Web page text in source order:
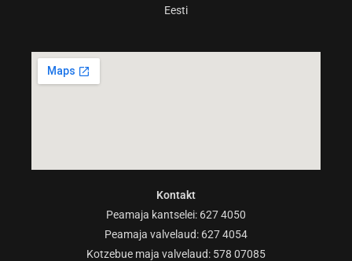
Eesti
Kontakt
Peamaja kantselei: 627 4050
Peamaja valvelaud: 627 4054
Kotzebue maja valvelaud: 578 07085